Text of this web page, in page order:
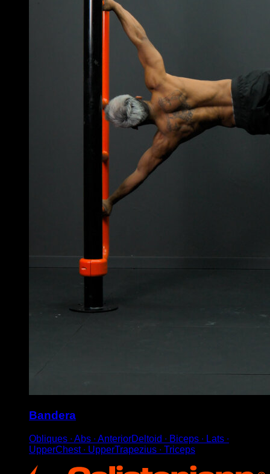
Bandera
Obliques ∙ Abs ∙ AnteriorDeltoid ∙ Biceps ∙ Lats ∙
UpperChest ∙ UpperTrapezius ∙ Triceps